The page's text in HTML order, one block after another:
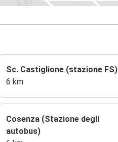
Sc. Castiglione (stazione FS)
6 km
Cosenza (Stazione degli
autobus)